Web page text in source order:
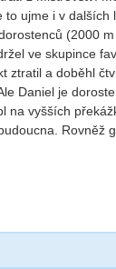
to ujme i v dalších
(2000
ve skupince
ztratil a doběhl
Daniel je
na vyšších
Rovněž